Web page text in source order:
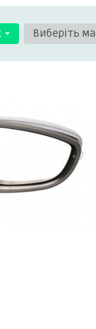
Виберіть